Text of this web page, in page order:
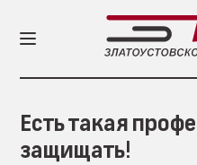
Есть такая
защищать!